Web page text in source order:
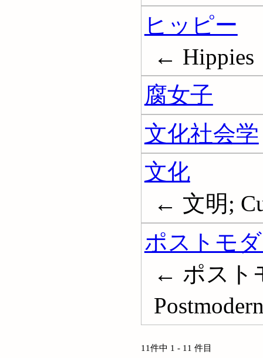
ヒッピー
← Hippies
腐女子
文化社会学
文化
← 文明;
ポストモ
← ポスト
11件中 1 - 11 件目